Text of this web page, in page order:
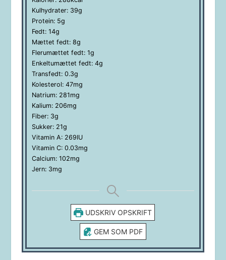
Kulhydrater: 39g
Protein: 5g
Fedt: 14g
Mættet fedt: 8g
Flerumættet fedt: 1g
Enkeltumættet fedt: 4g
Transfedt: 0.3g
Kolesterol: 47mg
Natrium: 281mg
Kalium: 206mg
Fiber: 3g
Sukker: 21g
Vitamin A: 269IU
Vitamin C: 0.03mg
Calcium: 102mg
Jern: 3mg
UDSKRIV OPSKRIFT
GEM SOM PDF